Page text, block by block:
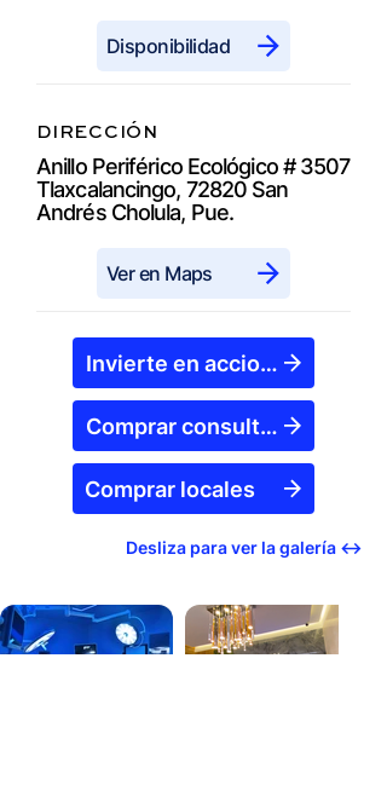
Disponibilidad
DIRECCIÓN
Anillo Periférico Ecológico # 3507
Tlaxcalancingo, 72820 San
Andrés Cholula, Pue.
Ver en Maps
Invierte en acciones
Comprar consultorios
Comprar locales
Desliza para ver la galería ↔